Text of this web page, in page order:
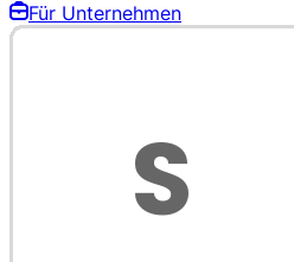
Für Unternehmen